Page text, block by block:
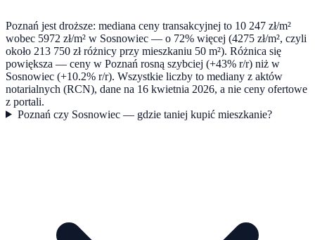
Poznań jest droższe: mediana ceny transakcyjnej to 10 247 zł/m²
wobec 5972 zł/m² w Sosnowiec — o 72% więcej (4275 zł/m², czyli
około 213 750 zł różnicy przy mieszkaniu 50 m²). Różnica się
powiększa — ceny w Poznań rosną szybciej (+43% r/r) niż w
Sosnowiec (+10.2% r/r). Wszystkie liczby to mediany z aktów
notarialnych (RCN), dane na 16 kwietnia 2026, a nie ceny ofertowe
z portali.
Poznań czy Sosnowiec — gdzie taniej kupić mieszkanie?